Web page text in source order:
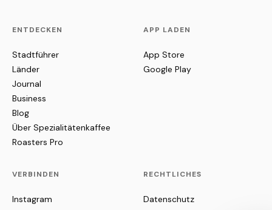
ENTDECKEN
Stadtführer
Länder
Journal
Business
Blog
Über Spezialitätenkaffee
Roasters Pro
APP LADEN
App Store
Google Play
VERBINDEN
Instagram
RECHTLICHES
Datenschutz